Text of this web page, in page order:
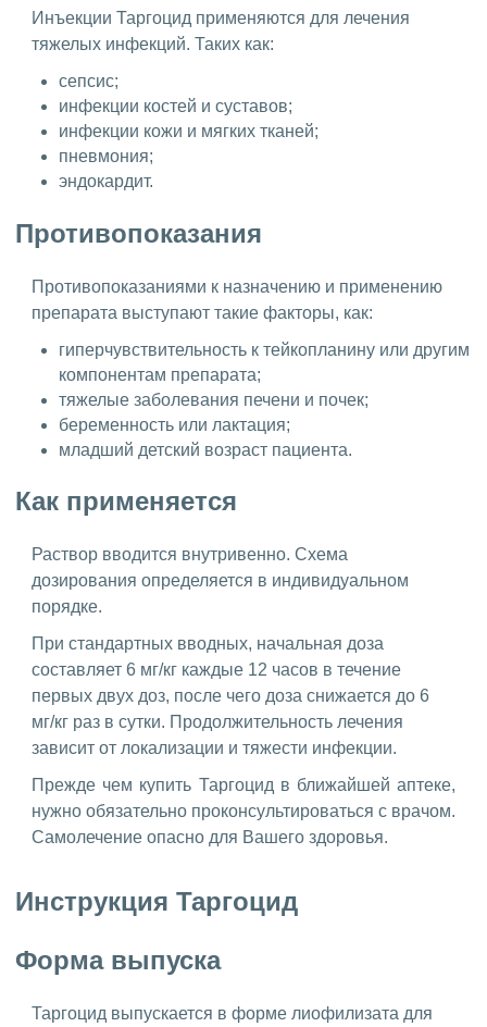
Инъекции Таргоцид применяются для лечения
тяжелых инфекций. Таких как:
сепсис;
инфекции костей и суставов;
инфекции кожи и мягких тканей;
пневмония;
эндокардит.
Противопоказания
Противопоказаниями к назначению и применению
препарата выступают такие факторы, как:
гиперчувствительность к тейкопланину или другим
компонентам препарата;
тяжелые заболевания печени и почек;
беременность или лактация;
младший детский возраст пациента.
Как применяется
Раствор вводится внутривенно. Схема
дозирования определяется в индивидуальном
порядке.
При стандартных вводных, начальная доза
составляет 6 мг/кг каждые 12 часов в течение
первых двух доз, после чего доза снижается до 6
мг/кг раз в сутки. Продолжительность лечения
зависит от локализации и тяжести инфекции.
Прежде чем купить Таргоцид в ближайшей аптеке,
нужно обязательно проконсультироваться с врачом.
Самолечение опасно для Вашего здоровья.
Инструкция Таргоцид
Форма выпуска
Таргоцид выпускается в форме лиофилизата для